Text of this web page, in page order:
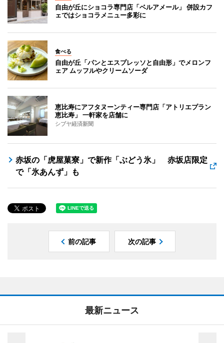
自由が丘にショコラ専門店「ベルアメール」 併設カフ
ェではショコラメニュー多彩に
食べる
自由が丘「パンとエスプレッソと自由形」でメロンフ
ェア ムッフルやクリームソーダ
恵比寿にアフタヌーンティー専門店「アトリエプラン
恵比寿」 一軒家を店舗に
シブヤ経済新聞
赤坂の「虎屋菓寮」で新作「ぶどう氷」 赤坂店限定
で「氷あんず」も
前の記事 次の記事
最新ニュース